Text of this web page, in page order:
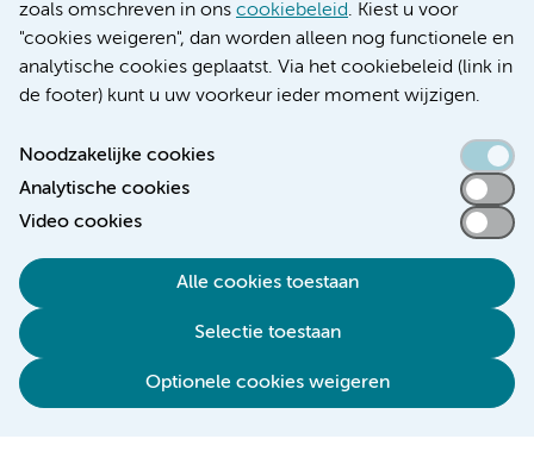
zoals omschreven in ons cookiebeleid. Kiest u voor
"cookies weigeren", dan worden alleen nog functionele en
analytische cookies geplaatst. Via het cookiebeleid (link in
de footer) kunt u uw voorkeur ieder moment wijzigen.
Noodzakelijke cookies
Analytische cookies
Video cookies
Alle cookies toestaan
Selectie toestaan
Optionele cookies weigeren
Verwijzen & diagnostiek
Toegankelijkheidsverklaring
Responsible disclosure